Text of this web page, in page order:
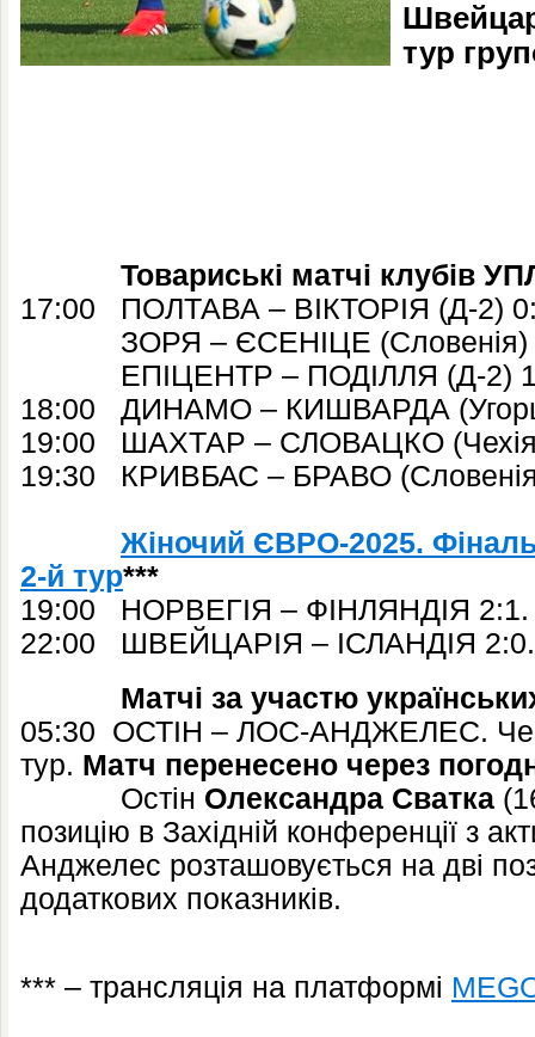
тур
Товариські матчі клубів
17:00 ПОЛТАВА – ВІКТОРІЯ (Д-2)
ЗОРЯ – ЄСЕНІЦЕ (Словенія)
ЕПІЦЕНТР – ПОДІЛЛЯ (Д-2)
18:00 ДИНАМО – КИШВАРДА
19:00 ШАХТАР – СЛОВАЦКО
19:30 КРИВБАС – БРАВО
Жіночий ЄВРО-2025.
2-й тур***
19:00 НОРВЕГІЯ – ФІНЛЯНДІЯ 2:1.
22:00 ШВЕЙЦАРІЯ – ІСЛАНДІЯ 2:0.
Матчі за участю
05:30 ОСТІН – ЛОС-АНДЖЕЛЕС.
тур. Матч перенесено через
Остін Олександра Сватка
позицію в Західній конференції з
Анджелес розташовується на дві
додаткових показників.
*** – трансляція на платформі